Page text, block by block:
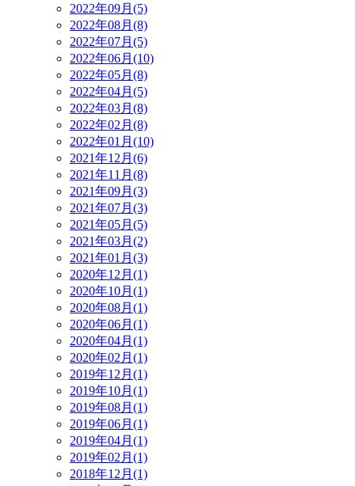
2022年09月(5)
2022年08月(8)
2022年07月(5)
2022年06月(10)
2022年05月(8)
2022年04月(5)
2022年03月(8)
2022年02月(8)
2022年01月(10)
2021年12月(6)
2021年11月(8)
2021年09月(3)
2021年07月(3)
2021年05月(5)
2021年03月(2)
2021年01月(3)
2020年12月(1)
2020年10月(1)
2020年08月(1)
2020年06月(1)
2020年04月(1)
2020年02月(1)
2019年12月(1)
2019年10月(1)
2019年08月(1)
2019年06月(1)
2019年04月(1)
2019年02月(1)
2018年12月(1)